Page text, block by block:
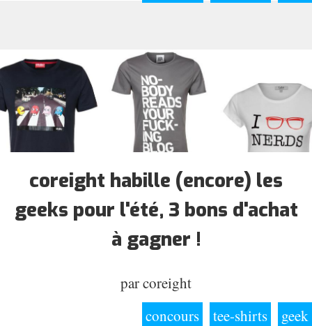
coreight habille (encore) les
geeks pour l'été, 3 bons d'achat
à gagner !
parcoreight
concours
tee-shirts geek